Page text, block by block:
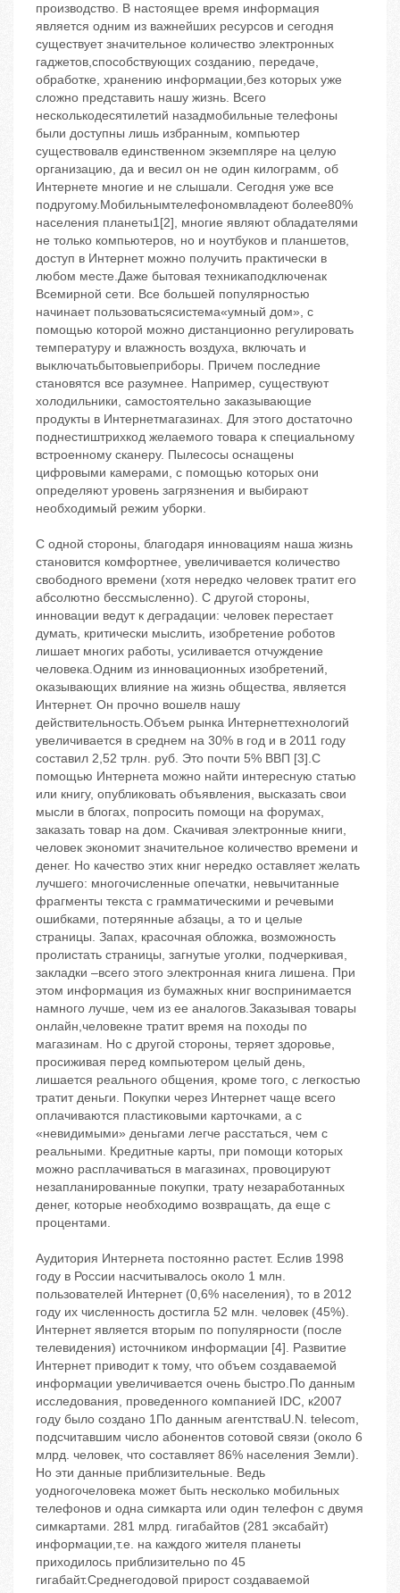
производство. В настоящее время информация
является одним из важнейших ресурсов и сегодня
существует значительное количество электронных
гаджетов,способствующих созданию, передаче,
обработке, хранению информации,без которых уже
сложно представить нашу жизнь. Всего
несколькодесятилетий назадмобильные телефоны
были доступны лишь избранным, компьютер
существовалв единственном экземпляре на целую
организацию, да и весил он не один килограмм, об
Интернете многие и не слышали. Сегодня уже все
подругому.Мобильнымтелефономвладеют более80%
населения планеты1[2], многие являют обладателями
не только компьютеров, но и ноутбуков и планшетов,
доступ в Интернет можно получить практически в
любом месте.Даже бытовая техникаподключенак
Всемирной сети. Все большей популярностью
начинает пользоватьсясистема«умный дом», с
помощью которой можно дистанционно регулировать
температуру и влажность воздуха, включать и
выключатьбытовыеприборы. Причем последние
становятся все разумнее. Например, существуют
холодильники, самостоятельно заказывающие
продукты в Интернетмагазинах. Для этого достаточно
поднестиштрихкод желаемого товара к специальному
встроенному сканеру. Пылесосы оснащены
цифровыми камерами, с помощью которых они
определяют уровень загрязнения и выбирают
необходимый режим уборки.
С одной стороны, благодаря инновациям наша жизнь
становится комфортнее, увеличивается количество
свободного времени (хотя нередко человек тратит его
абсолютно бессмысленно). С другой стороны,
инновации ведут к деградации: человек перестает
думать, критически мыслить, изобретение роботов
лишает многих работы, усиливается отчуждение
человека.Одним из инновационных изобретений,
оказывающих влияние на жизнь общества, является
Интернет. Он прочно вошелв нашу
действительность.Объем рынка Интернеттехнологий
увеличивается в среднем на 30% в год и в 2011 году
составил 2,52 трлн. руб. Это почти 5% ВВП [3].С
помощью Интернета можно найти интересную статью
или книгу, опубликовать объявления, высказать свои
мысли в блогах, попросить помощи на форумах,
заказать товар на дом. Скачивая электронные книги,
человек экономит значительное количество времени и
денег. Но качество этих книг нередко оставляет желать
лучшего: многочисленные опечатки, невычитанные
фрагменты текста с грамматическими и речевыми
ошибками, потерянные абзацы, а то и целые
страницы. Запах, красочная обложка, возможность
пролистать страницы, загнутые уголки, подчеркивая,
закладки –всего этого электронная книга лишена. При
этом информация из бумажных книг воспринимается
намного лучше, чем из ее аналогов.Заказывая товары
онлайн,человекне тратит время на походы по
магазинам. Но с другой стороны, теряет здоровье,
просиживая перед компьютером целый день,
лишается реального общения, кроме того, с легкостью
тратит деньги. Покупки через Интернет чаще всего
оплачиваются пластиковыми карточками, а с
«невидимыми» деньгами легче расстаться, чем с
реальными. Кредитные карты, при помощи которых
можно расплачиваться в магазинах, провоцируют
незапланированные покупки, трату незаработанных
денег, которые необходимо возвращать, да еще с
процентами.
Аудитория Интернета постоянно растет. Еслив 1998
году в России насчитывалось около 1 млн.
пользователей Интернет (0,6% населения), то в 2012
году их численность достигла 52 млн. человек (45%).
Интернет является вторым по популярности (после
телевидения) источником информации [4]. Развитие
Интернет приводит к тому, что объем создаваемой
информации увеличивается очень быстро.По данным
исследования, проведенного компанией IDC, к2007
году было создано 1По данным агентстваU.N. telecom,
подсчитавшим число абонентов сотовой связи (около 6
млрд. человек, что составляет 86% населения Земли).
Но эти данные приблизительные. Ведь
уодногочеловека может быть несколько мобильных
телефонов и одна симкарта или один телефон с двумя
симкартами. 281 млрд. гигабайтов (281 эксабайт)
информации,т.е. на каждого жителя планеты
приходилось приблизительно по 45
гигабайт.Среднегодовой прирост создаваемой